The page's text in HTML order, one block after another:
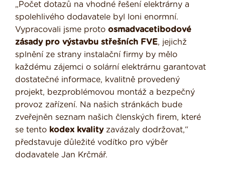
„Počet dotazů na vhodné řešení elektrárny a
spolehlivého dodavatele byl loni enormní.
Vypracovali jsme proto osmadvacetibodové
zásady pro výstavbu střešních FVE, jejichž
splnění ze strany instalační firmy by mělo
každému zájemci o solární elektrárnu garantovat
dostatečné informace, kvalitně provedený
projekt, bezproblémovou montáž a bezpečný
provoz zařízení. Na našich stránkách bude
zveřejněn seznam našich členských firem, které
se tento kodex kvalityzavázaly dodržovat,“
představuje důležité vodítko pro výběr
dodavatele Jan Krčmář.